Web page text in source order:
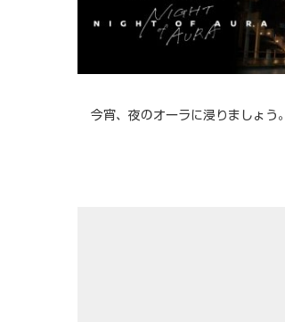
今宵、夜のオーラに浸りましょう。